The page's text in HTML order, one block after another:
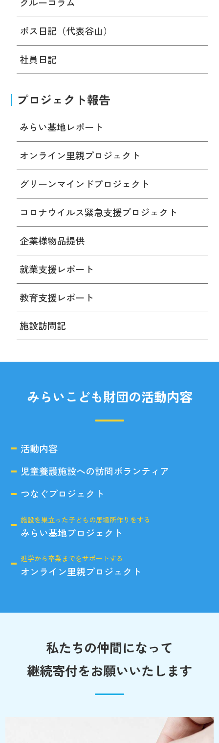
ボス日記（代表谷山）
社員日記
プロジェクト報告
みらい基地レポート
オンライン里親プロジェクト
グリーンマインドプロジェクト
コロナウイルス緊急支援プロジェクト
企業様物品提供
就業支援レポート
教育支援レポート
施設訪問記
みらいこども財団の活動内容
活動内容
児童養護施設への訪問ボランティア
つなぐプロジェクト
施設を巣立った子どもの居場所作りをする
みらい基地プロジェクト
進学から卒業までをサポートする
オンライン里親プロジェクト
私たちの仲間になって
継続寄付をお願いいたします